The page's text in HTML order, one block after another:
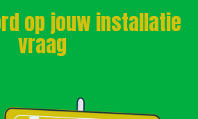
op jouw installatie
vraag